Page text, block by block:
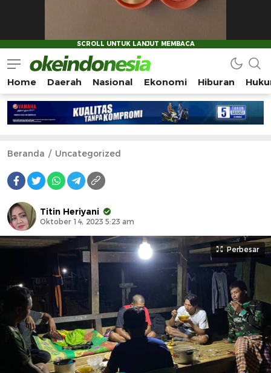
Okeindonesia.Online
Mengonlinekan Indonesia Secara Utuh
Home Daerah Nasional Ekonomi Hiburan
Beranda Uncategorized
Titin Heriyani
Oktober 14, 2023 5:23 am
Perbesar